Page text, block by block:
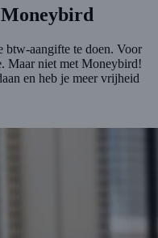
btw-aangifte te doen. Voor
Maar niet met Moneybird!
en heb je meer vrijheid